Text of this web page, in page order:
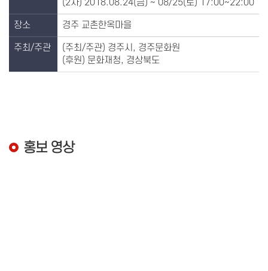
(2차) 2018.08.24(금) ~ 08/25(토) 17:00~22:00
장소 경주 교촌한옥마을
주최/주관
(주최/주관) 경주시, 경주문화원
(후원) 문화재청, 경상북도
홍보 영상